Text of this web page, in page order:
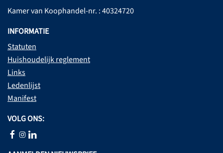
Kamer van Koophandel-nr. : 40324720
INFORMATIE
Statuten
Huishoudelijk reglement
Links
Ledenlijst
Manifest
VOLG ONS: